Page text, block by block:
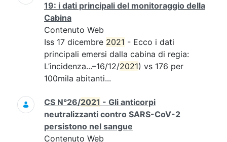
19: i dati principali del monitoraggio della
Cabina
Contenuto Web
Iss 17 dicembre 2021 - Ecco i dati
principali emersi dalla cabina di regia:
L’incidenza...–16/12/2021) vs 176 per
100mila abitanti...
CS N°26/2021 - Gli anticorpi
neutralizzanti contro SARS-CoV-2
persistono nel sangue
Contenuto Web